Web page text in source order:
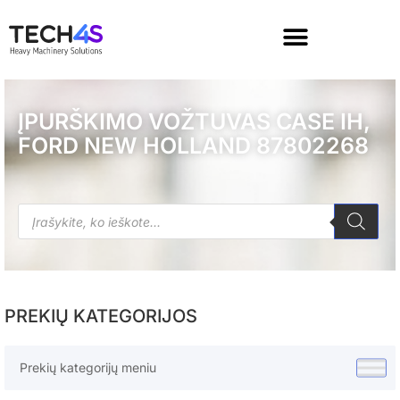
ĮPURŠKIMO VOŽTUVAS CASE IH,
FORD NEW HOLLAND 87802268
PREKIŲ KATEGORIJOS
Prekių kategorijų meniu